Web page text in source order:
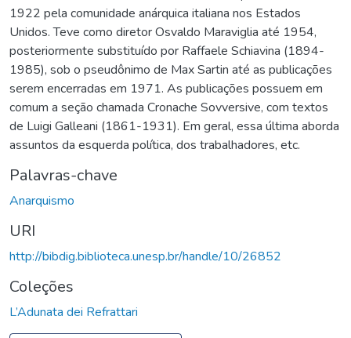
1922 pela comunidade anárquica italiana nos Estados
Unidos. Teve como diretor Osvaldo Maraviglia até 1954,
posteriormente substituído por Raffaele Schiavina (1894-
1985), sob o pseudônimo de Max Sartin até as publicações
serem encerradas em 1971. As publicações possuem em
comum a seção chamada Cronache Sovversive, com textos
de Luigi Galleani (1861-1931). Em geral, essa última aborda
assuntos da esquerda política, dos trabalhadores, etc.
Palavras-chave
Anarquismo
URI
http://bibdig.biblioteca.unesp.br/handle/10/26852
Coleções
L’Adunata dei Refrattari